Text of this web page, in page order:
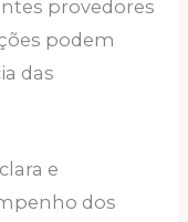
provedores
podem
das
e
dos